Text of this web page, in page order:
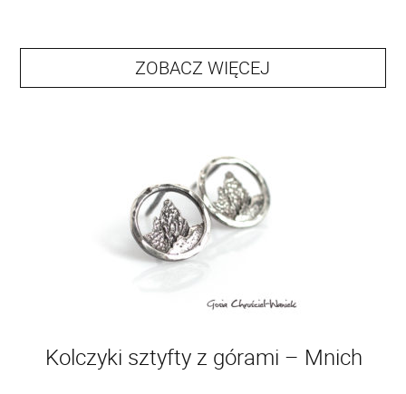
ZOBACZ WIĘCEJ
Kolczyki sztyfty z górami – Mnich